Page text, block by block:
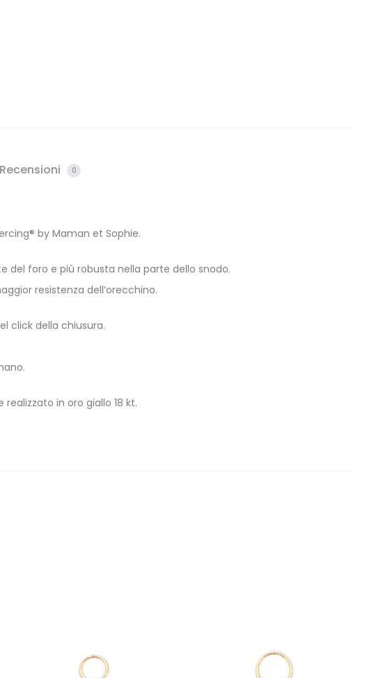
Recensioni 0
by Maman et Sophie.
del foro e più robusta nella parte dello snodo.
resistenza dell’orecchino.
click della chiusura.
in oro giallo 18 kt.